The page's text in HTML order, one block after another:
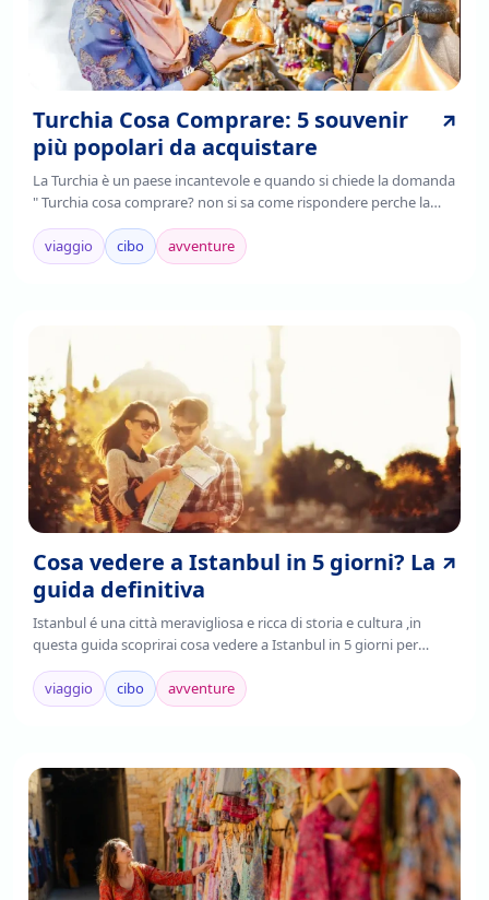
Turchia Cosa Comprare: 5 souvenir
più popolari da acquistare
La Turchia è un paese incantevole e quando si chiede la domanda
" Turchia cosa comprare? non si sa come rispondere perche la
Turchia è un paese ricco di tante arti e pezzi di storia da aquistare,
Continua a leggere per sapere i souvenir della Turchia da
aquistare!
viaggio cibo avventure
Cosa vedere a Istanbul in 5 giorni? La
guida definitiva
Istanbul é una città meravigliosa e ricca di storia e cultura ,in
questa guida scoprirai cosa vedere a Istanbul in 5 giorni per
poter pianificare un viaggio indimenticabile. Leggi la guida per
più info!
viaggio cibo avventure